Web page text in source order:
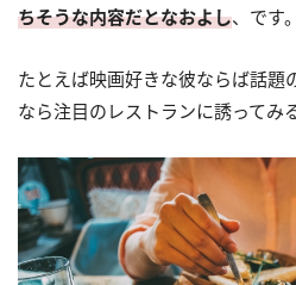
ちそうな内容だとなおよし、です。
たとえば映画好きな彼ならば話題
なら注目のレストランに誘ってみ